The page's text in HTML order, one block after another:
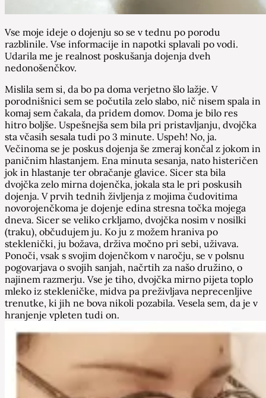
Vse moje ideje o dojenju so se v tednu po porodu
razblinile. Vse informacije in napotki splavali po vodi.
Udarila me je realnost poskušanja dojenja dveh
nedonošenčkov.
Mislila sem si, da bo pa doma verjetno šlo lažje. V
porodnišnici sem se počutila zelo slabo, nič nisem spala in
komaj sem čakala, da pridem domov. Doma je bilo res
hitro boljše. Uspešnejša sem bila pri pristavljanju, dvojčka
sta včasih sesala tudi po 3 minute. Uspeh! No, ja.
Večinoma se je poskus dojenja še zmeraj končal z jokom in
paničnim hlastanjem. Ena minuta sesanja, nato histeričen
jok in hlastanje ter obračanje glavice. Sicer sta bila
dvojčka zelo mirna dojenčka, jokala sta le pri poskusih
dojenja. V prvih tednih življenja z mojima čudovitima
novorojenčkoma je dojenje edina stresna točka mojega
dneva. Sicer se veliko crkljamo, dvojčka nosim v nosilki
(traku), občudujem ju. Ko ju z možem hraniva po
steklenički, ju božava, drživa močno pri sebi, uživava.
Ponoči, vsak s svojim dojenčkom v naročju, se v polsnu
pogovarjava o svojih sanjah, načrtih za našo družino, o
najinem razmerju. Vse je tiho, dvojčka mirno pijeta toplo
mleko iz stekleničke, midva pa preživljava neprecenljive
trenutke, ki jih ne bova nikoli pozabila. Vesela sem, da je v
hranjenje vpleten tudi on.